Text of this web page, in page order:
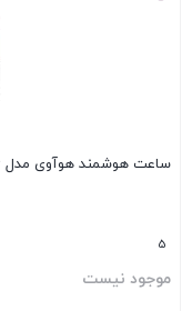
ساعت هوشمند هوآوی مدل Huawei Band 6
5
موجود نیست